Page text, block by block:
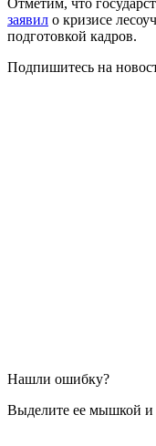
заявил о кризисе
подготовкой кадров.
Подпишитесь на
Нашли ошибку?
Выделите ее мышкой